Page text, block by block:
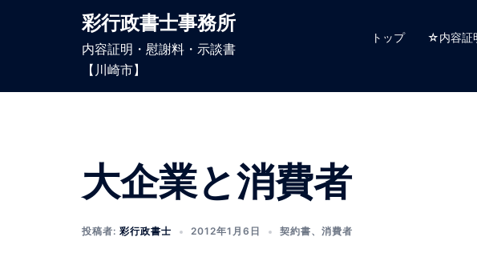
ツ
彩行政書士事務所
内容証明・慰謝料・示談書
【川崎市】
トップ ☆内容証
大企業と消費者
投稿者: 彩行政書士 2012年1月6日 契約書、 消費者